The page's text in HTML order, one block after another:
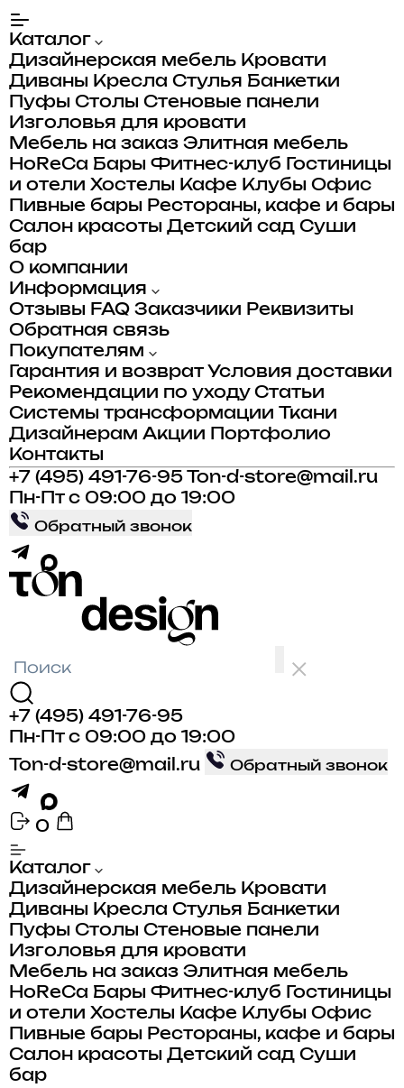
Каталог
Дизайнерская мебель Кровати
Диваны Кресла Стулья Банкетки
Пуфы Столы Стеновые панели
Изголовья для кровати
Мебель на заказ Элитная мебель
HoReCa Бары Фитнес-клуб
Гостиницы
и отели Хостелы Кафе Клубы Офис
Пивные бары Рестораны, кафе и бары
Салон красоты Детский сад Суши
бар
О компании
Информация
Отзывы FAQ Заказчики Реквизиты
Обратная связь
Покупателям
Гарантия и возврат Условия доставки
Рекомендации по уходу Статьи
Системы трансформации
Ткани
Дизайнерам Акции
Портфолио
Контакты
+7 (495) 491-76-95
Ton-d-store@mail.ru
Пн-Пт с 09:00 до 19:00
Обратный звонок
+7 (495) 491-76-95
Пн-Пт с 09:00 до 19:00
Ton-d-store@mail.ru
Обратный звонок
0
Каталог
Дизайнерская мебель Кровати
Диваны Кресла Стулья Банкетки
Пуфы Столы Стеновые панели
Изголовья для кровати
Мебель на заказ Элитная мебель
HoReCa Бары Фитнес-клуб
Гостиницы
и отели Хостелы Кафе Клубы Офис
Пивные бары Рестораны, кафе и бары
Салон красоты Детский сад Суши
бар